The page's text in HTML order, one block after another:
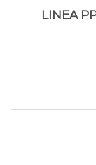
LINEA